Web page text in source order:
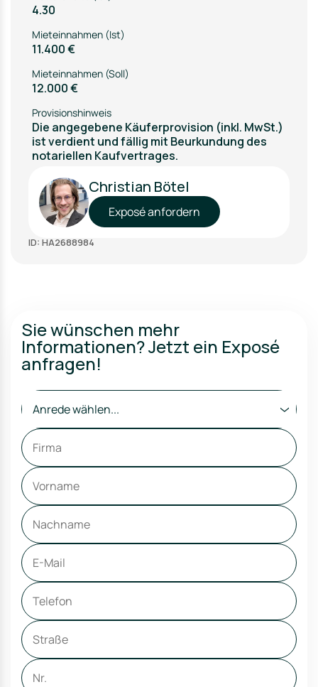
4.30
Mieteinnahmen (Ist)
11.400 €
Mieteinnahmen (Soll)
12.000 €
Provisionshinweis
Die angegebene Käuferprovision (inkl. MwSt.)
ist verdient und fällig mit Beurkundung des
notariellen Kaufvertrages.
Christian Bötel
Exposé anfordern
ID: HA2688984
Sie wünschen mehr
Informationen? Jetzt ein Exposé
anfragen!
Anrede wählen...